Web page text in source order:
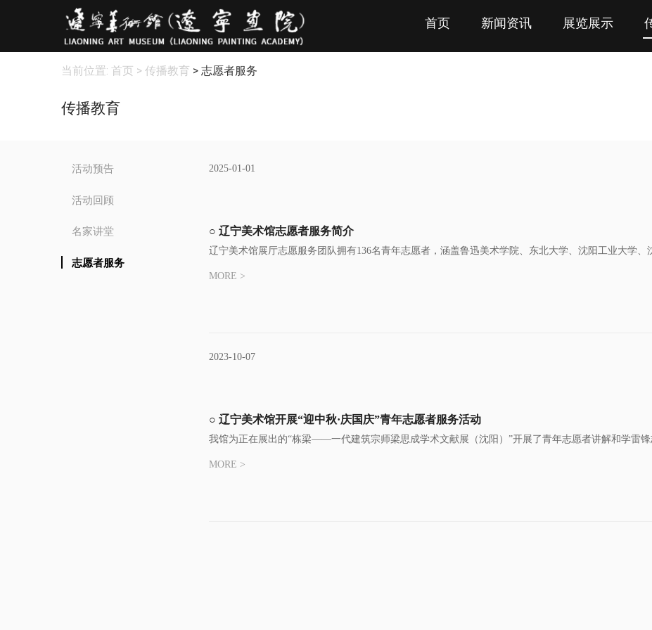
首页 新闻资讯 展览展示
当前位置: 首页 > 传播教育 > 志愿者服务
传播教育
活动预告
活动回顾
名家讲堂
志愿者服务
2025-01-01
○ 辽宁美术馆志愿者服务简介
辽宁美术馆展厅志愿服务团队拥有136名青年志愿者，涵盖鲁迅美术学院、东北大学、沈阳工业大学、
MORE >
2023-10-07
○ 辽宁美术馆开展“迎中秋·庆国庆”青年志愿者服务活动
我馆为正在展出的“栋梁——一代建筑宗师梁思成学术文献展（沈阳）”开展了青年志愿者讲解和学雷锋
MORE >